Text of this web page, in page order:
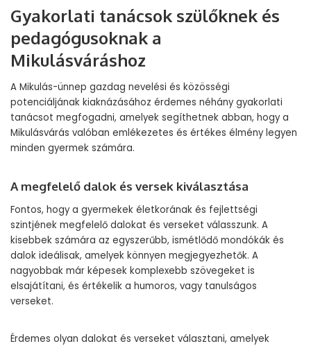
Gyakorlati tanácsok szülőknek és
pedagógusoknak a
Mikulásváráshoz
A Mikulás-ünnep gazdag nevelési és közösségi
potenciáljának kiaknázásához érdemes néhány gyakorlati
tanácsot megfogadni, amelyek segíthetnek abban, hogy a
Mikulásvárás valóban emlékezetes és értékes élmény legyen
minden gyermek számára.
A megfelelő dalok és versek kiválasztása
Fontos, hogy a gyermekek életkorának és fejlettségi
szintjének megfelelő dalokat és verseket válasszunk. A
kisebbek számára az egyszerűbb, ismétlődő mondókák és
dalok ideálisak, amelyek könnyen megjegyezhetők. A
nagyobbak már képesek komplexebb szövegeket is
elsajátítani, és értékelik a humoros, vagy tanulságos
verseket.
Érdemes olyan dalokat és verseket választani, amelyek